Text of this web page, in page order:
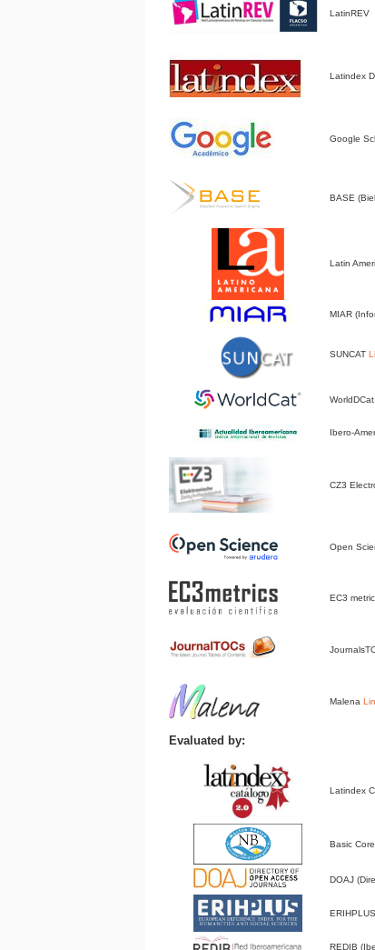
LatinREV
Latindex
Google
BASE
Latin
MIAR
SUNCAT
Ibero-
CZ3
Open
EC3
Malena
Evaluated by:
Latindex
Basic
DOAJ
REDIB